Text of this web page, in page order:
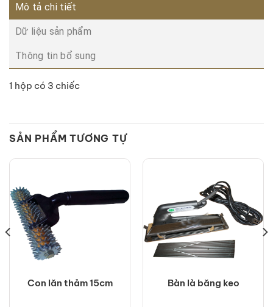
Mô tả chi tiết
Dữ liệu sản phẩm
Thông tin bổ sung
1 hộp có 3 chiếc
SẢN PHẨM TƯƠNG TỰ
Con lăn thảm 15cm Bàn là băng keo